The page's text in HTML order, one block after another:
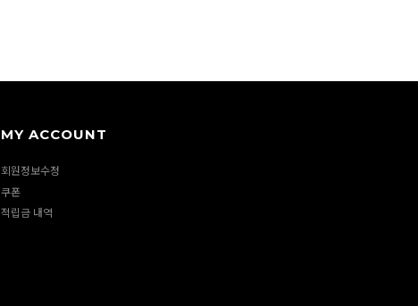
MY ACCOUNT
회원정보수정
쿠폰
적립금 내역